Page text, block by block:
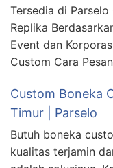
Tersedia di
Replika
Event dan
Custom Cara
Custom Boneka
Timur | Parselo
Butuh boneka
kualitas terjamin